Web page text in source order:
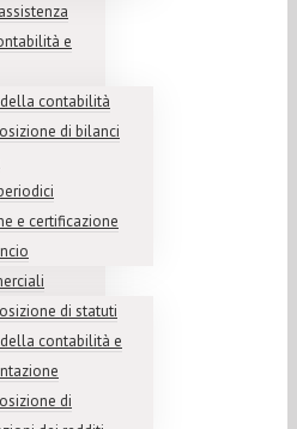
e
contabilità
di bilanci
e certificazione
di statuti
contabilità e
di